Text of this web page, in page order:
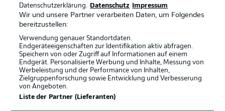
© 2026 Bundesliga-Gruppe GmbH
Datenschutzerklärung.
Datenschutz Impressum
Wir und unsere Partner verarbeiten Daten, um Folgendes
bereitzustellen:
Verwendung genauer Standortdaten.
Endgeräteeigenschaften zur Identifikation aktiv abfragen.
Speichern von oder Zugriff auf Informationen auf einem
Endgerät. Personalisierte Werbung und Inhalte, Messung von
Werbeleistung und der Performance von Inhalten,
Zielgruppenforschung sowie Entwicklung und Verbesserung
von Angeboten.
Liste der Partner (Lieferanten)